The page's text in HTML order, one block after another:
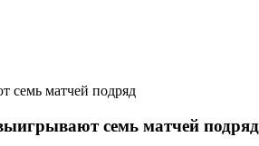
семь матчей подряд
семь матчей подряд